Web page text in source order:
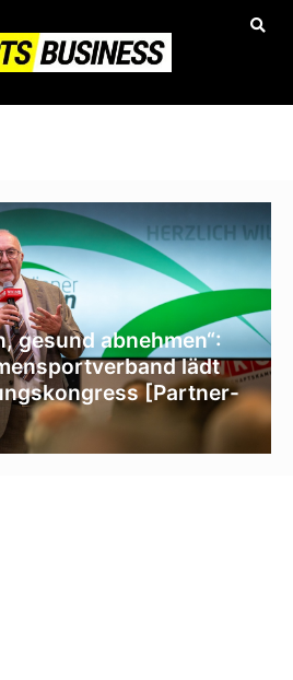
gesund abnehmen“:
lädt
[Partner-